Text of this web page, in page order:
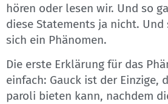
hören oder lesen wir. Und so
diese Statements ja nicht.
sich ein Phänomen.
Die erste Erklärung für das
einfach: Gauck ist der Einzige,
paroli bieten kann, nachdem